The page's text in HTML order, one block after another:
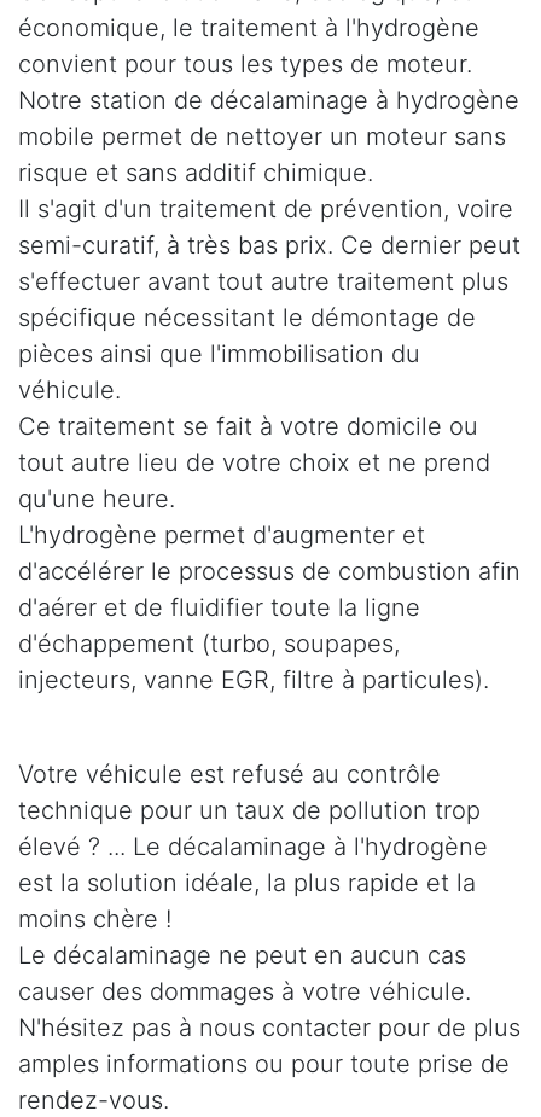
économique, le traitement à l'hydrogène
convient pour tous les types de moteur.
Notre station de décalaminage à hydrogène
mobile permet de nettoyer un moteur sans
risque et sans additif chimique.
Il s'agit d'un traitement de prévention, voire
semi-curatif, à très bas prix. Ce dernier peut
s'effectuer avant tout autre traitement plus
spécifique nécessitant le démontage de
pièces ainsi que l'immobilisation du
véhicule.
Ce traitement se fait à votre domicile ou
tout autre lieu de votre choix et ne prend
qu'une heure.
L'hydrogène permet d'augmenter et
d'accélérer le processus de combustion afin
d'aérer et de fluidifier toute la ligne
d'échappement (turbo, soupapes,
injecteurs, vanne EGR, filtre à particules).
Votre véhicule est refusé au contrôle
technique pour un taux de pollution trop
élevé ? ... Le décalaminage à l'hydrogène
est la solution idéale, la plus rapide et la
moins chère !
Le décalaminage ne peut en aucun cas
causer des dommages à votre véhicule.
N'hésitez pas à nous contacter pour de plus
amples informations ou pour toute prise de
rendez-vous.